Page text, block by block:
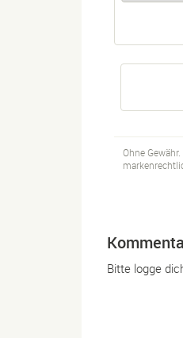
Ohne
Bitte logge